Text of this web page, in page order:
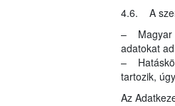
4.6. A
– Magyar
adatokat
–
tartozik,
Az